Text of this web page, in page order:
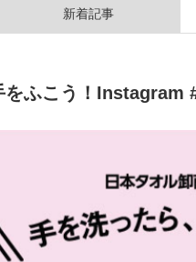
新着記事
をふこう！Instagram